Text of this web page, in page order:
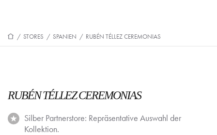
/ STORES / SPANIEN / RUBÉN TÉLLEZ CEREMONIAS
RUBÉN TÉLLEZ CEREMONIAS
Silber Partnerstore: Repräsentative Auswahl der
Kollektion.